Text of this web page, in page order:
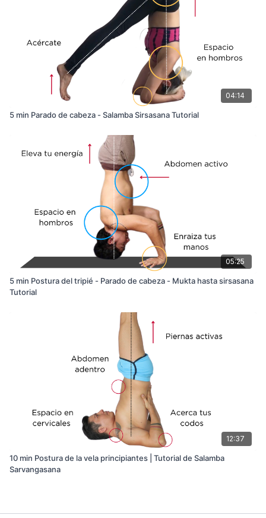
04:14
5 min Parado de cabeza - Salamba Sirsasana Tutorial
05:25
5 min Postura del tripié - Parado de cabeza - Mukta hasta sirsasana
Tutorial
12:37
10 min Postura de la vela principiantes | Tutorial de Salamba
Sarvangasana